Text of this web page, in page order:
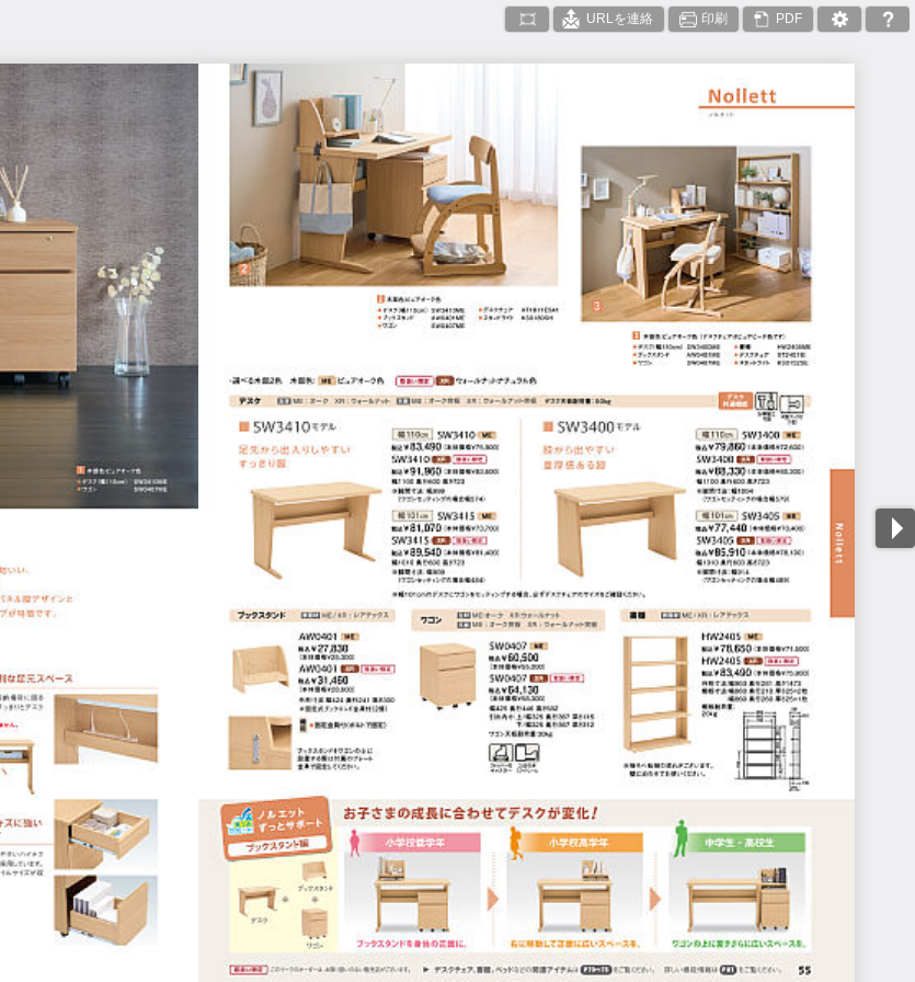
URLを連絡 印刷 PDF